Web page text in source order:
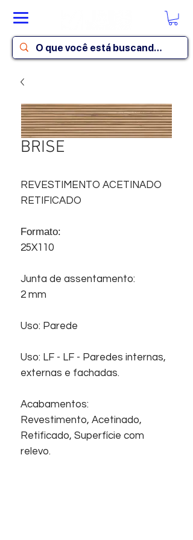
BRISE
REVESTIMENTO ACETINADO
RETIFICADO
Formato:
25X110
Junta de assentamento:
2 mm
Uso: Parede
Uso: LF - LF - Paredes internas,
externas e fachadas.
Acabamentos:
Revestimento, Acetinado,
Retificado, Superfície com
relevo.